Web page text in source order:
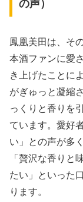
の声）
鳳凰美田は、そ
本酒ファンに愛
き上げたことに
がぎゅっと凝縮
っくりと香りを
ています。愛好
い」との声が多
「贅沢な香りと
たい」といった
ります。